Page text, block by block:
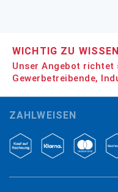
WICHTIG ZU WISSEN
Unser Angebot
Gewerbetreibende,
ZAHLWEISEN